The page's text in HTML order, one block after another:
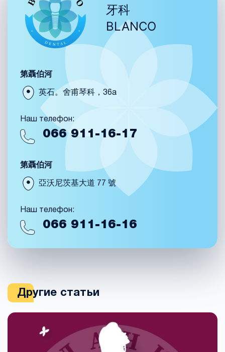
牙科
BLANCO
第聶伯河
英石。舍甫琴科，36a
Наш телефон:
066911-16-17
第聶伯河
亞沃尼茨基大道 77 號
Наш телефон:
066 911-16-16
Другие статьи